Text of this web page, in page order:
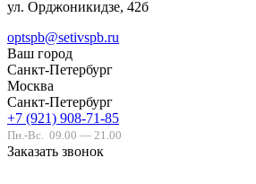
ул. Орджоникидзе, 42б
optspb@setivspb.ru
Ваш город
Санкт-Петербург
Москва
Санкт-Петербург
+7 (921) 908-71-85
Пн.-Вс. 09.00 — 21.00
Заказать звонок